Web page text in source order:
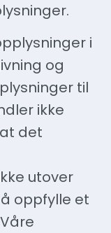
i
og
til
ikke
det
utover
oppfylle et